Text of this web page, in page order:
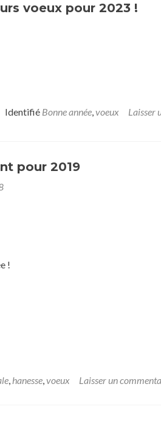
voeux pour 2023 !
Identifié Bonne année,voeux Laisser
pour 2019
!
, hanesse,voeux Laisser un